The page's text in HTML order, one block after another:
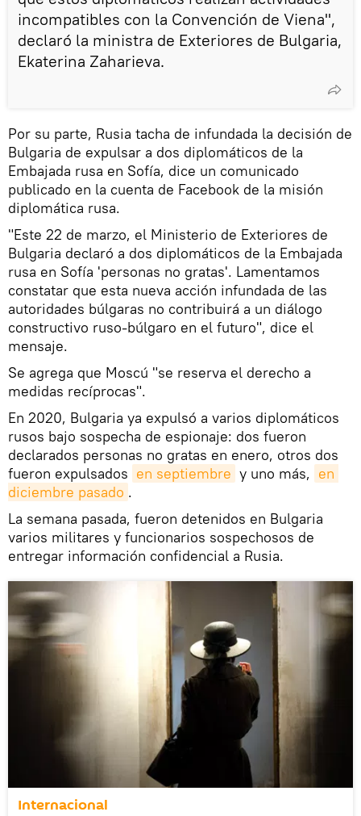
incompatibles con la Convención de Viena",
declaró la ministra de Exteriores de Bulgaria,
Ekaterina Zaharieva.
Por su parte, Rusia tacha de infundada la decisión de
Bulgaria de expulsar a dos diplomáticos de la
Embajada rusa en Sofía, dice un comunicado
publicado en la cuenta de Facebook de la misión
diplomática rusa.
"Este 22 de marzo, el Ministerio de Exteriores de
Bulgaria declaró a dos diplomáticos de la Embajada
rusa en Sofía 'personas no gratas'. Lamentamos
constatar que esta nueva acción infundada de las
autoridades búlgaras no contribuirá a un diálogo
constructivo ruso-búlgaro en el futuro", dice el
mensaje.
Se agrega que Moscú "se reserva el derecho a
medidas recíprocas".
En 2020, Bulgaria ya expulsó a varios diplomáticos
rusos bajo sospecha de espionaje: dos fueron
declarados personas no gratas en enero, otros dos
fueron expulsados en septiembre y uno más, en
diciembre pasado .
La semana pasada, fueron detenidos en Bulgaria
varios militares y funcionarios sospechosos de
entregar información confidencial a Rusia.
Internacional